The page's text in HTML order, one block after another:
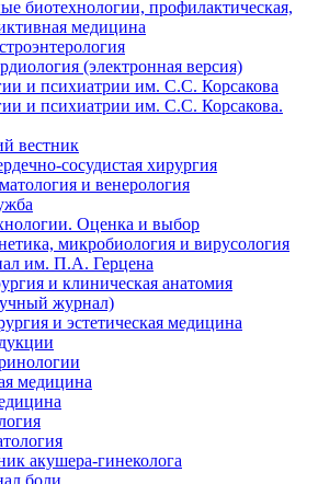
биотехнологии, профилактическая,
медицина
(электронная версия)
и психиатрии им. С.С. Корсакова
и психиатрии им. С.С. Корсакова.
вестник
сосудистая хирургия
и венерология
Оценка и выбор
микробиология и вирусология
им. П.А. Герцена
и клиническая анатомия
журнал)
и эстетическая медицина
медицина
акушера-гинеколога
боли